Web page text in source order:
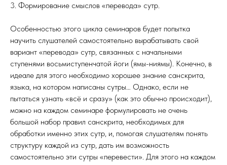
3. Формирование смыслов «перевода» сутр.
Особенностью этого цикла семинаров будет попытка
научить слушателей самостоятельно вырабатывать свой
вариант «перевода» сутр, связанных с начальными
ступенями восьмиступенчатой йоги (ямы-ниямы). Конечно, в
идеале для этого необходимо хорошее знание санскрита,
языка, на котором написаны сутры… Однако, если не
пытаться узнать «всё и сразу» (как это обычно происходит),
можно на каждом семинаре формулировать не очень
большой набор правил санскрита, необходимых для
обработки именно этих сутр, и, помогая слушателям понять
структуру каждой из сутр, дать им возможность
самостоятельно эти сутры «перевести». Для этого на каждом